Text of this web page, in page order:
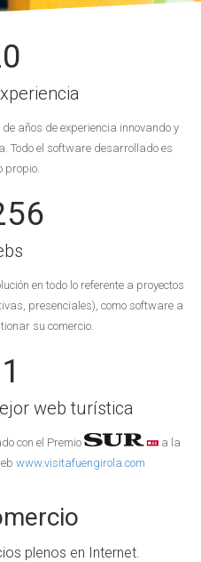
años de experiencia innovando y
Todo el software desarrollado es
propio.
en todo lo referente a proyectos
presenciales), como software a
su comercio.
1
web turística
con el Premio
a la
www.visitafuengirola.com
plenos en Internet.